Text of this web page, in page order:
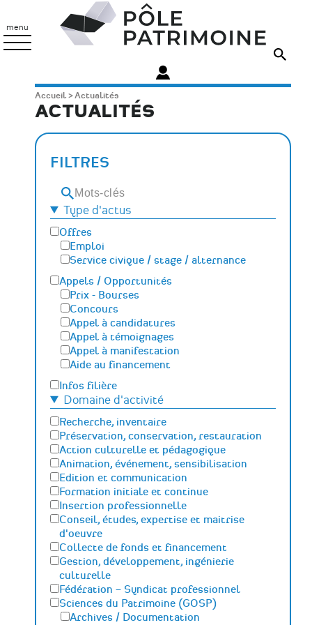
contenu
principal
menu
Patrimoine
Fil
d'Ariane
Accueil Actualités
ACTUALITÉS
FILTRES
Mots-
clésType d'actus
Offres
Emploi
Service civique / stage / alternance
Appels / Opportunités
Prix - Bourses
Concours
Appel à candidatures
Appel à témoignages
Appel à manifestation
Aide au financement
Infos filière
Domaine d'activité
Recherche, inventaire
Préservation, conservation, restauration
Action culturelle et pédagogique
Animation, événement, sensibilisation
Edition et communication
Formation initiale et continue
Insertion professionnelle
Conseil, études, expertise et maitrise
d'oeuvre
Collecte de fonds et financement
Gestion, développement, ingénierie
culturelle
Fédération – Syndicat professionnel
Sciences du Patrimoine (GOSP)
Archives / Documentation